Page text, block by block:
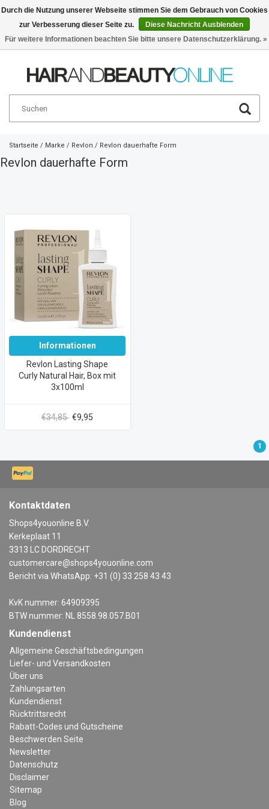
Deutsch €
Startseite / Marke / Revlon / Revlon dauerhafte Form
Revlon dauerhafte Form
Informationen
Revlon Lasting Shape
Curly Natural Hair, Box mit
3x100ml
€34,85 €9,95
1
Kontaktdaten
Shops4youonline B.V.
Kerkeplaat 11
3313 LC DORDRECHT
customercare@shops4youonline.com
Bericht via WhatsApp: +31 (0) 33 258 43 43
KvK nummer: 64909395
BTW nummer: NL 8558.98.057.B01
Kundendienst
Allgemeine Geschäftsbedingungen
Liefer- und Versandkosten
Über uns
Zahlungsarten
Kundendienst
Rücktrittsrecht
Rabatt-Codes und Gutscheine
Beschwerden Seite
Newsletter
Datenschutz
Disclaimer
Sitemap
Blog
Durch die Nutzung unserer Webseite stimmen Sie dem Gebrauch von Cookies
zur Verbesserung dieser Seite zu.
Diese Nachricht Ausblenden
Für weitere Informationen beachten Sie bitte unsere Datenschutzerklärung. »